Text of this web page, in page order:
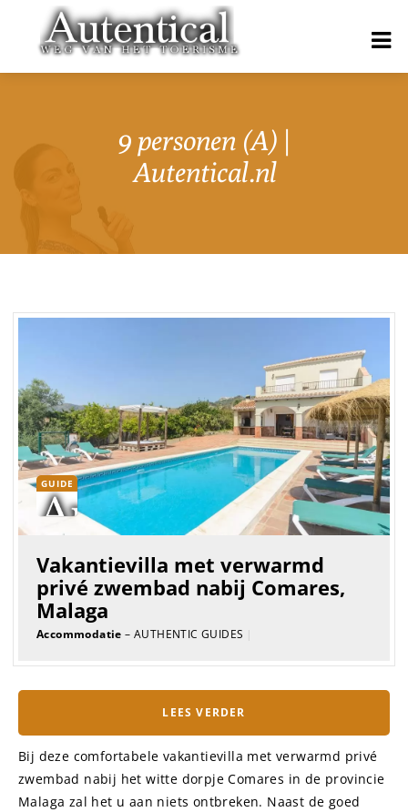
9 personen (A) |
Autentical.nl
GUIDE
Vakantievilla met verwarmd
privé zwembad nabij Comares,
Malaga
Accommodatie – AUTHENTIC GUIDES |
LEES VERDER
Bij deze comfortabele vakantievilla met verwarmd privé
zwembad nabij het witte dorpje Comares in de provincie
Malaga zal het u aan niets ontbreken. Naast de goed